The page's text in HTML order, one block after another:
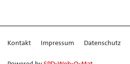
Kontakt Impressum Datenschutz